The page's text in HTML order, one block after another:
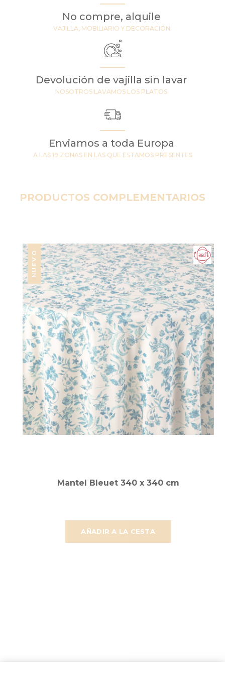
No compre, alquile
VAJILLA, MOBILIARIO Y DECORACIÓN
Devolución de vajilla sin lavar
NOSOTROS LAVAMOS LOS PLATOS
Enviamos a toda Europa
A LAS 19 ZONAS EN LAS QUE ESTAMOS PRESENTES
PRODUCTOS COMPLEMENTARIOS
NUEVO
AÑADIR A LA CESTA
Mantel Bleuet 340 x 340 cm